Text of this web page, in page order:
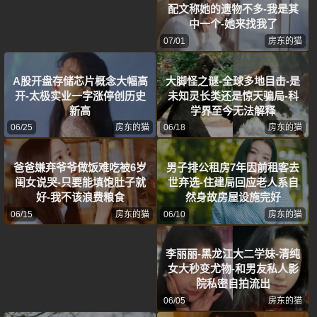
配文称她的遗物不多-我是其
中一个-她来找我了
07/01 房东的猫
A股开盘存储芯片概念大幅高
开-太极实业一字涨停创历史
新高
06/25 房东的猫
大脚怪之谜-全球多地目击-是
未知灵长类还是惊天骗局-科
学界至今无法解释
06/18 房东的猫
爸爸嫌弃爷爷做饭难吃被6岁
闺女说哭-只要能填饱肚子就
好-我不该浪费粮食
06/15 房东的猫
男子排公租房7年因前租客去
世弃选-住建局回应老人系自
然身故房屋设施完好
06/10 房东的猫
李丽丽-黑龙江大二学妹-清纯
女大秒变尤物-和男友私人影
院私密自拍流出
06/05 房东的猫